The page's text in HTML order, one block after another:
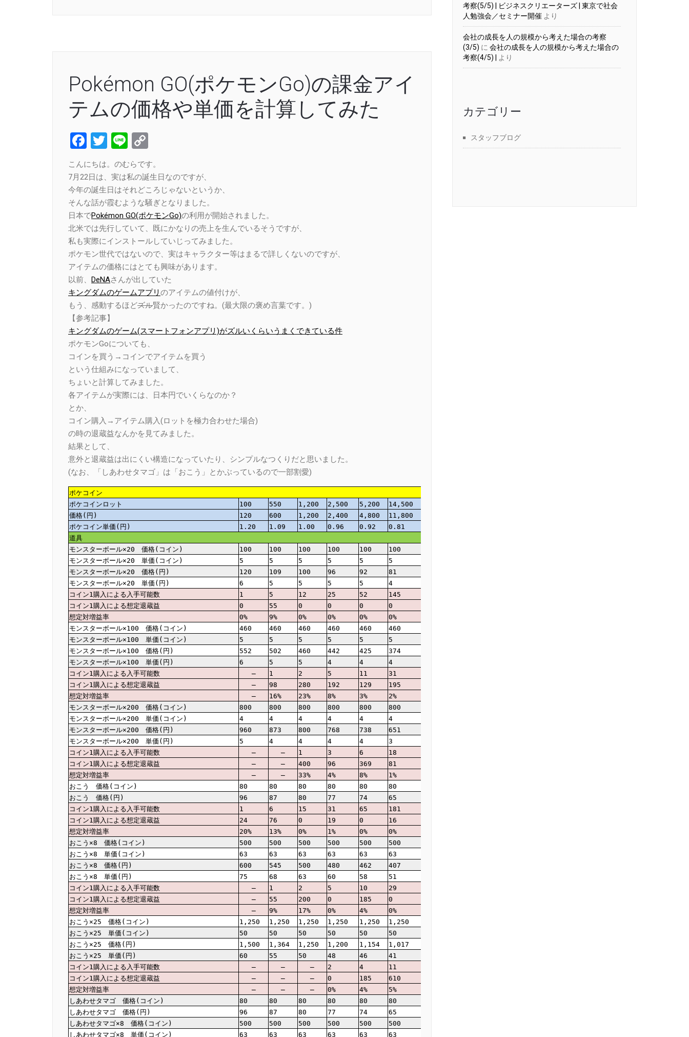
Pokémon GO(ポケモンGo)の課金アイ
テムの価格や単価を計算してみた
Facebook
Twitter
Line
Link
こんにちは。のむらです。
7月22日は、実は私の誕生日なのですが、
今年の誕生日はそれどころじゃないというか、
そんな話が霞むような騒ぎとなりました。
日本でPokémon GO(ポケモンGo)の利用が開始されました。
北米では先行していて、既にかなりの売上を生んでいるそうですが、
私も実際にインストールしていじってみました。
ポケモン世代ではないので、実はキャラクター等はまるで詳しくないのですが、
アイテムの価格にはとても興味があります。
以前、 DeNAさんが出していた
キングダムのゲームアプリ のアイテムの値付けが、
もう、感動するほどズル賢かったのですね。(最大限の褒め言葉です。)
【参考記事】
キングダムのゲーム(スマートフォンアプリ)がズルいくらいうまくできている件
ポケモンGoについても、
コインを買う→コインでアイテムを買う
という仕組みになっていまして、
ちょいと計算してみました。
各アイテムが実際には、日本円でいくらなのか？
とか、
コイン購入→アイテム購入(ロットを極力合わせた場合)
の時の退蔵益なんかを見てみました。
結果として、
意外と退蔵益は出にくい構造になっていたり、シンプルなつくりだと思いました。
(なお、「しあわせタマゴ」は「おこう」とかぶっているので一部割愛)
ポケコイン
ポケコインロット
100 550 1,200 2,500 5,200
14,500
価格(円)
120 600 1,200 2,400 4,800
11,800
ポケコイン単価(円)
1.20 1.09 1.00 0.96 0.92
0.81
道具
モンスターボール×20 価格(コイン)
100 100 100 100 100
100
モンスターボール×20 単価(コイン)
5 5 5 5 5
5
モンスターボール×20 価格(円)
120 109 100 96 92
81
モンスターボール×20 単価(円)
6 5 5 5 5
4
コイン1購入による入手可能数
1 5 12 25 52
145
コイン1購入による想定退蔵益
0 55 0 0 0
0
想定対増益率
0% 9% 0% 0% 0%
0%
モンスターボール×100 価格(コイン)
460 460 460 460 460
460
モンスターボール×100 単価(コイン)
5 5 5 5 5
5
モンスターボール×100 価格(円)
552 502 460 442 425
374
モンスターボール×100 単価(円)
6 5 5 4 4
4
コイン1購入による入手可能数
– 1 2 5 11
31
コイン1購入による想定退蔵益
– 98 280 192 129
195
想定対増益率
– 16% 23% 8% 3%
2%
モンスターボール×200 価格(コイン)
800 800 800 800 800
800
モンスターボール×200 単価(コイン)
4 4 4 4 4
4
モンスターボール×200 価格(円)
960 873 800 768 738
651
モンスターボール×200 単価(円)
5 4 4 4 4
3
コイン1購入による入手可能数
– – 1 3 6
18
コイン1購入による想定退蔵益
– – 400 96 369
81
想定対増益率
– – 33% 4% 8%
1%
おこう 価格(コイン)
80 80 80 80 80
80
おこう 価格(円)
96 87 80 77 74
65
コイン1購入による入手可能数
1 6 15 31 65
181
コイン1購入による想定退蔵益
24 76 0 19 0
16
想定対増益率
20% 13% 0% 1% 0%
0%
おこう×8 価格(コイン)
500 500 500 500 500
500
おこう×8 単価(コイン)
63 63 63 63 63
63
おこう×8 価格(円)
600 545 500 480 462
407
おこう×8 単価(円)
75 68 63 60 58
51
コイン1購入による入手可能数
– 1 2 5 10
29
コイン1購入による想定退蔵益
– 55 200 0 185
0
想定対増益率
– 9% 17% 0% 4%
0%
おこう×25 価格(コイン)
1,250 1,250 1,250 1,250 1,250
1,250
おこう×25 単価(コイン)
50 50 50 50 50
50
おこう×25 価格(円)
1,500 1,364 1,250 1,200 1,154
1,017
おこう×25 単価(円)
60 55 50 48 46
41
コイン1購入による入手可能数
– – – 2 4
11
コイン1購入による想定退蔵益
– – – 0 185
610
想定対増益率
– – – 0% 4%
5%
しあわせタマゴ 価格(コイン)
80 80 80 80 80
80
しあわせタマゴ 価格(円)
96 87 80 77 74
65
しあわせタマゴ×8 価格(コイン)
500 500 500 500 500
500
しあわせタマゴ×8 単価(コイン)
63 63 63 63 63 63
考察(5/5) | ビジネスクリエーターズ | 東京で社会
人勉強会／セミナー開催 より
会社の成長を人の規模から考えた場合の考察
(3/5) に 会社の成長を人の規模から考えた場合の
考察(4/5) |
より
カテゴリー
スタッフブログ